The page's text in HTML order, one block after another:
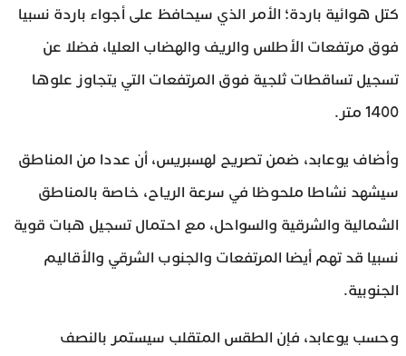
كتل هوائية باردة؛ الأمر الذي سيحافظ على أجواء باردة نسبيا
فوق مرتفعات الأطلس والريف والهضاب العليا، فضلا عن
تسجيل تساقطات ثلجية فوق المرتفعات التي يتجاوز علوها
1400 متر.
وأضاف يوعابد، ضمن تصريح لهسبريس، أن عددا من المناطق
سيشهد نشاطا ملحوظا في سرعة الرياح، خاصة بالمناطق
الشمالية والشرقية والسواحل، مع احتمال تسجيل هبات قوية
نسبيا قد تهم أيضا المرتفعات والجنوب الشرقي والأقاليم
الجنوبية.
وحسب يوعابد، فإن الطقس المتقلب سيستمر بالنصف